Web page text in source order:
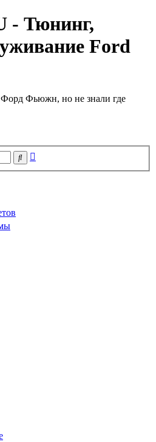
- Тюнинг,
Ford
Форд Фьюжн, но не знали где
Поиск